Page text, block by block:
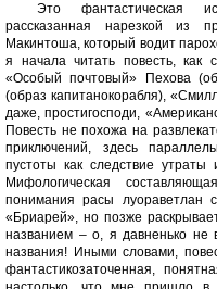
Это фантастическая
рассказанная нарезкой из
Макинтоша, который водит
я начала читать повесть,
«Особый почтовый» Пехова
(образ капитанокорабля),
даже, простигосподи,
Повесть не похожа на
приключений, здесь
пустоты как следствие
Мифологическая
понимания расы луораветлан
«Бриарей», но позже
названием – о, я давненько не
названия! Иными словами,
фантастикозаточенная,